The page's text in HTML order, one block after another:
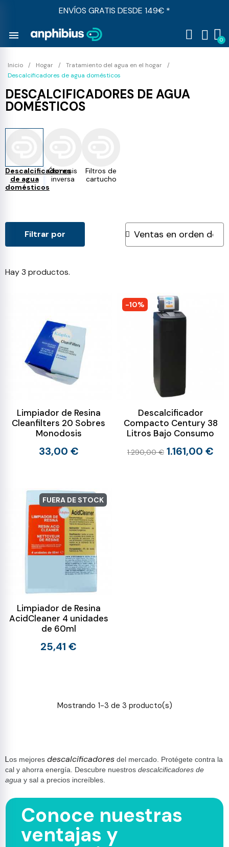
ENVÍOS GRATIS DESDE 149€ *
menu
Inicio Hogar
Tratamiento del agua en el hogar
Descalcificadores de agua domésticos
DESCALCIFICADORES DE AGUA
DOMÉSTICOS
Descalcificadores
de agua
domésticos
Ósmosis
inversa
Filtros de
cartucho
Hay 3 productos.
Filtrar por
Limpiador de Resina
Cleanfilters 20 Sobres
Monodosis
33,00 €
-10%
Descalcificador
Compacto Century 38
Litros Bajo Consumo
1.290,00 € 1.161,00 €
FUERA DE STOCK
Limpiador de Resina
AcidCleaner 4 unidades
de 60ml
25,41 €
Mostrando 1-3 de 3 producto(s)
Los mejores descalcificadores del mercado. Protégete contra la
cal y ahorra energía. Descubre nuestros descalcificadores de
agua y sal a precios increíbles.
Conoce nuestras
ventajas y